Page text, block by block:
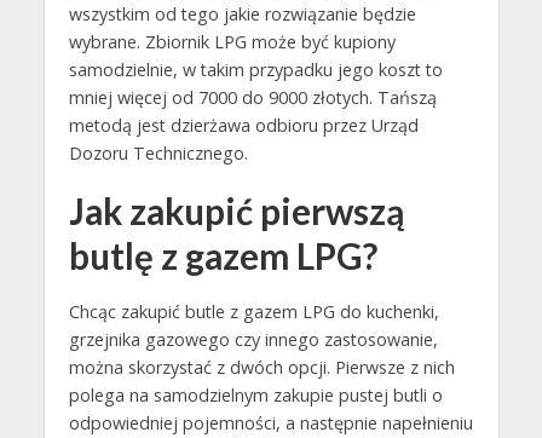
wszystkim od tego jakie rozwiązanie będzie
wybrane. Zbiornik LPG może być kupiony
samodzielnie, w takim przypadku jego koszt to
mniej więcej od 7000 do 9000 złotych. Tańszą
metodą jest dzierżawa odbioru przez Urząd
Dozoru Technicznego.
Jak zakupić pierwszą
butlę z gazem LPG?
Chcąc zakupić butle z gazem LPG do kuchenki,
grzejnika gazowego czy innego zastosowanie,
można skorzystać z dwóch opcji. Pierwsze z nich
polega na samodzielnym zakupie pustej butli o
odpowiedniej pojemności, a następnie napełnieniu